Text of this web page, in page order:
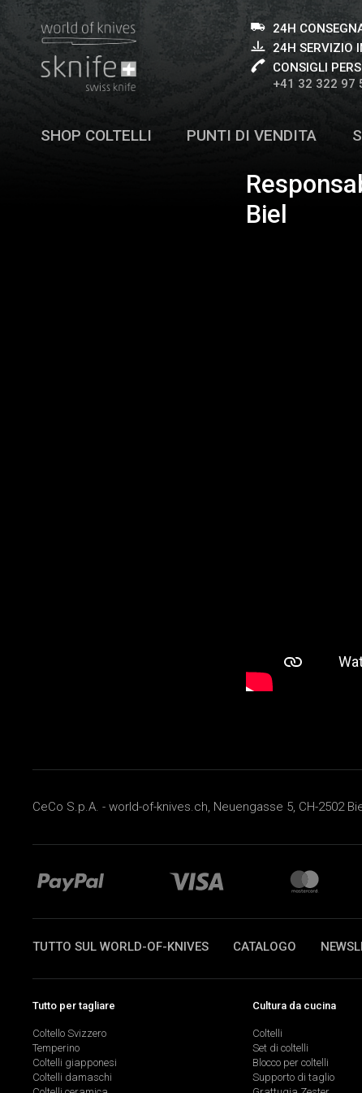
24H
24H SERVIZIO
CONSIGLI
+41 32 322 97
SHOP COLTELLI PUNTI DI VENDITA
Biel
CeCo S.p.A. - world-of-knives.ch, Neuengasse 5, CH-2502
TUTTO SUL WORLD-OF-KNIVES CATALOGO
Tutto per tagliare
Coltello Svizzero
Temperino
Coltelli giapponesi
Coltelli damaschi
Cultura da cucina
Coltelli
Set di coltelli
Blocco per coltelli
Supporto di taglio